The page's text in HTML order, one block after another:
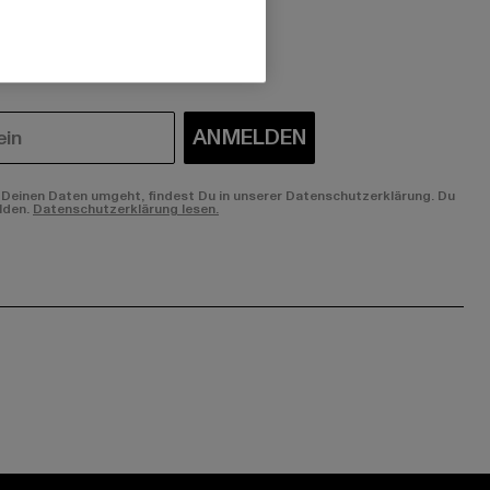
ANMELDEN
Daten umgeht, findest Du in unserer Datenschutzerklärung. Du
Datenschutzerklärung lesen.